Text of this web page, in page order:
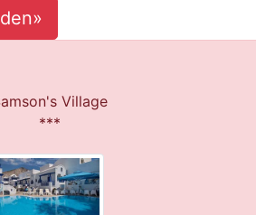
Village
***